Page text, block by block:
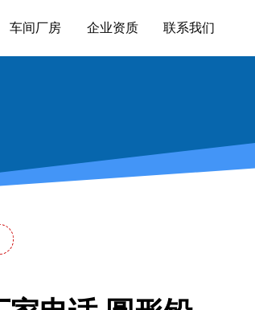
车间厂房 企业资质 联系我们